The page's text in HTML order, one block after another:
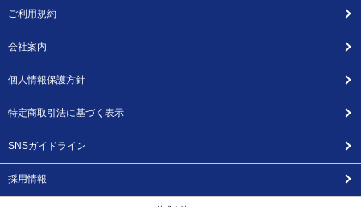
ご利用規約
会社案内
個人情報保護方針
特定商取引法に基づく表示
SNSガイドライン
採用情報